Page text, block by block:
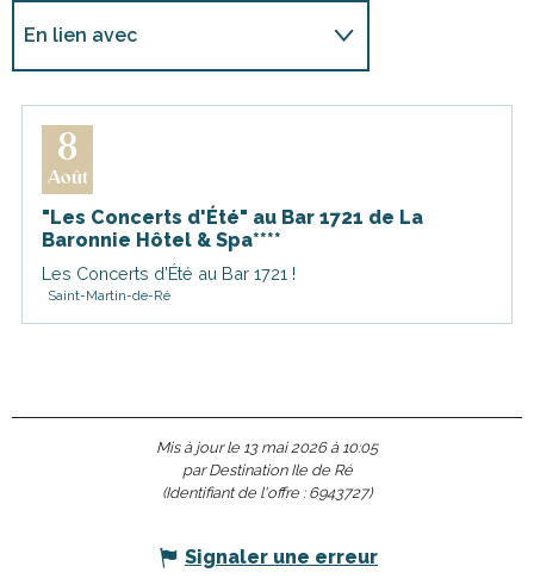
En lien avec
Sur place
8
Août
"Les Concerts d'Été" au Bar 1721 de La
Baronnie Hôtel & Spa****
Les Concerts d’Été au Bar 1721 !
Saint-Martin-de-Ré
Mis à jour le 13 mai 2026 à 10:05
par Destination Ile de Ré
(Identifiant de l'offre : 6943727)
Signaler une erreur